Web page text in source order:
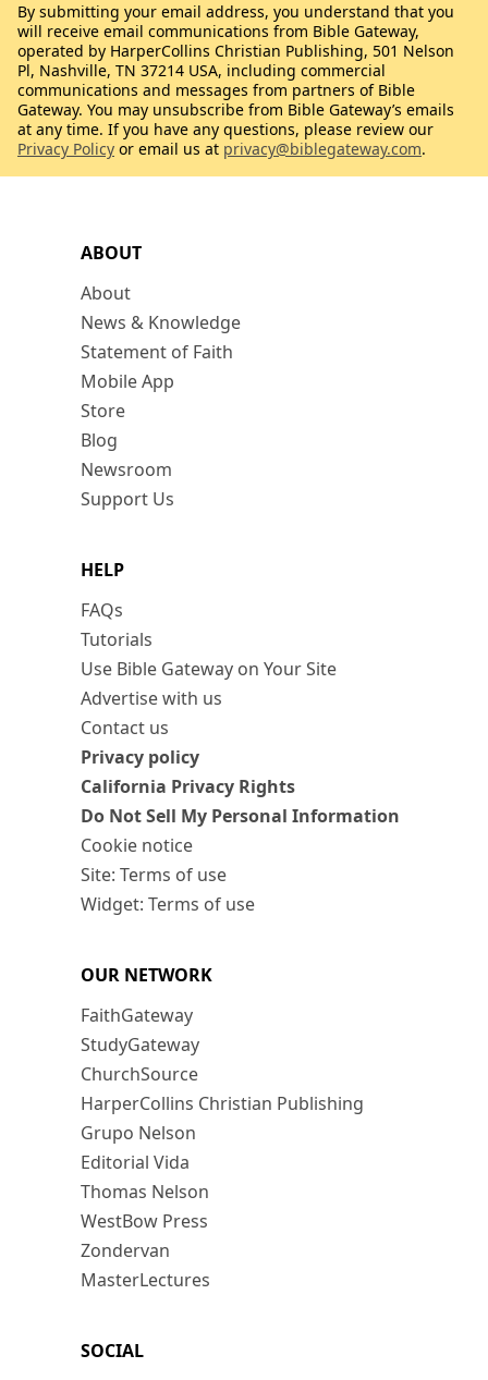
ABOUT
About
News & Knowledge
Statement of Faith
Mobile App
Store
Blog
Newsroom
Support Us
HELP
FAQs
Tutorials
Use Bible Gateway on Your Site
Advertise with us
Contact us
Privacy policy
California Privacy Rights
Do Not Sell My Personal Information
Cookie notice
Site: Terms of use
Widget: Terms of use
OUR NETWORK
FaithGateway
StudyGateway
ChurchSource
HarperCollins Christian Publishing
Grupo Nelson
Editorial Vida
Thomas Nelson
WestBow Press
Zondervan
MasterLectures
SOCIAL
By submitting your email address, you understand that you
will receive email communications from Bible Gateway,
operated by HarperCollins Christian Publishing, 501 Nelson
Pl, Nashville, TN 37214 USA, including commercial
communications and messages from partners of Bible
Gateway. You may unsubscribe from Bible Gateway’s emails
at any time. If you have any questions, please review our
Privacy Policy or email us at privacy@biblegateway.com.